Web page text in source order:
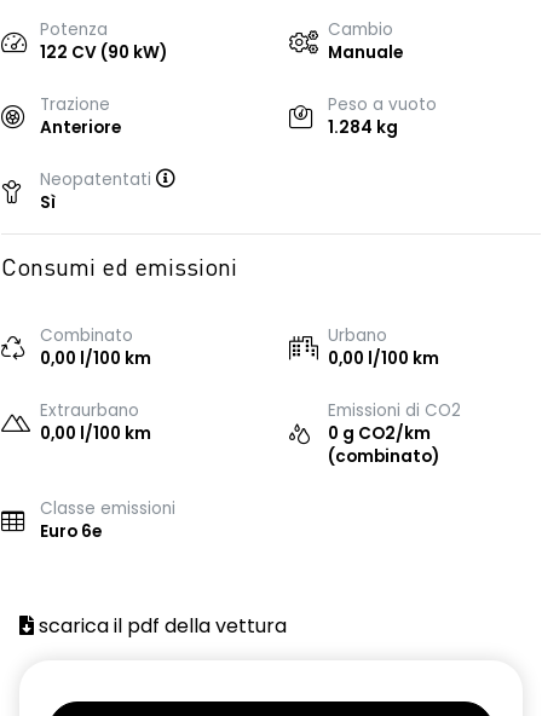
Potenza
122 CV (90 kW)
Cambio
Manuale
Trazione
Anteriore
Peso a vuoto
1.284 kg
Neopatentati
Sì
Consumi ed emissioni
Combinato
0,00 l/100 km
Urbano
0,00 l/100 km
Extraurbano
0,00 l/100 km
Emissioni di CO2
0 g CO2/km
(combinato)
Classe emissioni
Euro 6e
scarica il pdf della vettura